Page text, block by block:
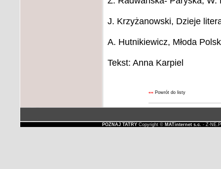
J. Krzyżanowski, Dzieje
A. Hutnikiewicz, Młoda
Tekst: Anna Karpiel
«« Powrót do listy
POZNAJ TATRYCopyright © MATinternet s.c. - Z-